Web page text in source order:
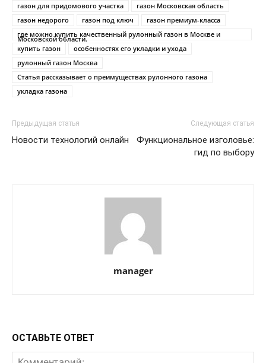
газон для придомового участка
газон Московская область
газон недорого
газон под ключ
газон премиум-класса
где можно купить качественный рулонный газон в Москве и
Московской области.
купить газон
особенностях его укладки и ухода
рулонный газон Москва
Статья рассказывает о преимуществах рулонного газона
укладка газона
Предыдущая статья
Новости технологий онлайн
Следующая статья
Функциональное изголовье:
гид по выбору
manager
ОСТАВЬТЕ ОТВЕТ